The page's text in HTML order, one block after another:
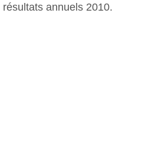
annuels 2010.